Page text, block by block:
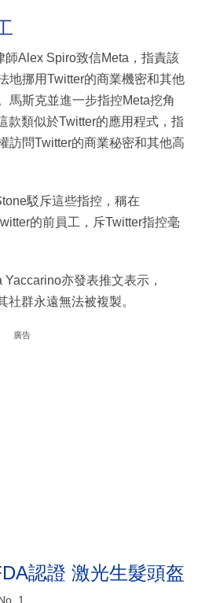
師Alex Spiro致信Meta，指責該
地挪用Twitter的商業機密和其他
馬斯克並進一步指控Meta挖角
款類似於Twitter的應用程式，指
訪問Twitter的商業秘密和其他高
駁斥這些指控，稱在
的前員工，斥Twitter指控毫
亦發表推文表示，
社群永遠無法被複製。
廣告
認證 激光生髮頭盔
1